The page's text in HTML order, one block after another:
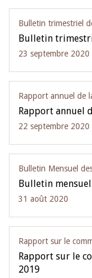
Bulletin trimestriel
Bulletin
23 septembre 2020
Rapport annuel de
Rapport annuel
22 septembre 2020
Bulletin Mensuel
Bulletin
31 août 2020
Rapport sur le
Rapport sur le
2019